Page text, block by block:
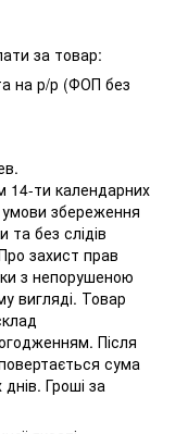
за товар:
на р/р (ФОП без
14-ти календарних
збереження
та без слідів
захист прав
з непорушеною
вигляді. Товар
Після
сума
Гроші за